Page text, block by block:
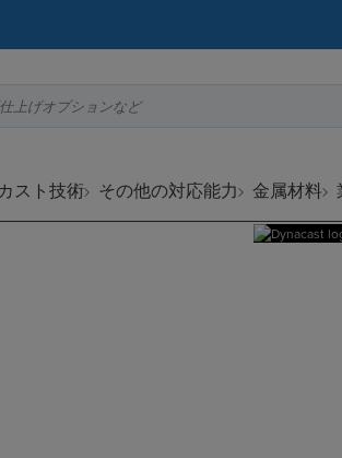
上げオプションなど
スト技術 その他の対応能力 金属材料